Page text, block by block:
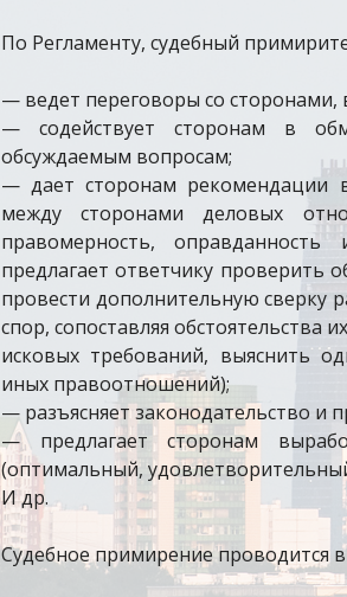
По Регламенту, судебный
— ведет переговоры со сторонами,
— содействует сторонам в
обсуждаемым вопросам;
— дает сторонам рекомендации в
между сторонами деловых
правомерность,
предлагает ответчику проверить
провести дополнительную сверку
спор, сопоставляя
исковых требований, выяснить
иных правоотношений);
— разъясняет законодательство и
— предлагает сторонам
(оптимальный,
И др.
Судебное примирение проводится